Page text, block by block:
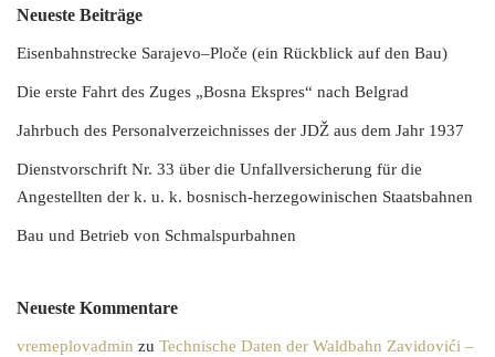
Neueste Beiträge
Eisenbahnstrecke Sarajevo–Ploče (ein Rückblick auf den Bau)
Die erste Fahrt des Zuges „Bosna Ekspres“ nach Belgrad
Jahrbuch des Personalverzeichnisses der JDŽ aus dem Jahr 1937
Dienstvorschrift Nr. 33 über die Unfallversicherung für die
Angestellten der k. u. k. bosnisch-herzegowinischen Staatsbahnen
Bau und Betrieb von Schmalspurbahnen
Neueste Kommentare
vremeplovadmin zu Technische Daten der Waldbahn Zavidovići –